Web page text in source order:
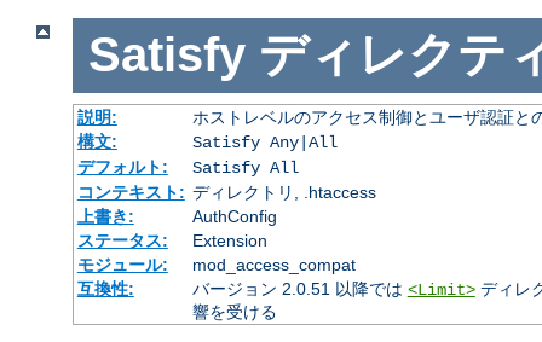
Satisfy ディレクテ
説明:
ホストレベルのアクセス制御とユーザ認証と
構文:
Satisfy Any|All
デフォルト:
Satisfy All
コンテキスト: ディレクトリ, .htaccess
上書き:
AuthConfig
ステータス:
Extension
モジュール:
mod_access_compat
互換性:
バージョン 2.0.51 以降では <Limit>ディレ
響を受ける